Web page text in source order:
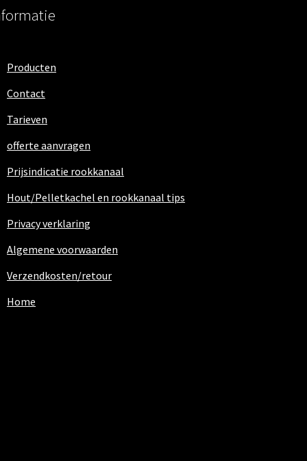
Producten
Contact
Tarieven
offerte aanvragen
Prijsindicatie rookkanaal
Hout/Pelletkachel en rookkanaal tips
Privacy verklaring
Algemene voorwaarden
Verzendkosten/retour
Home